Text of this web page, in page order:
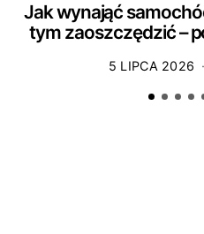
Jak wynająć
tym zaoszczędzić –
5 LIPCA 2026